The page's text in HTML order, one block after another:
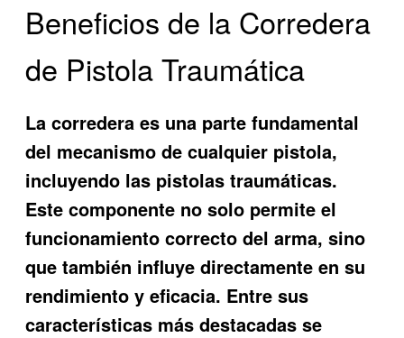
Beneficios de la Corredera
de Pistola Traumática
La corredera es una parte fundamental
del mecanismo de cualquier pistola,
incluyendo las pistolas traumáticas.
Este componente no solo permite el
funcionamiento correcto del arma, sino
que también influye directamente en su
rendimiento y eficacia. Entre sus
características más destacadas se